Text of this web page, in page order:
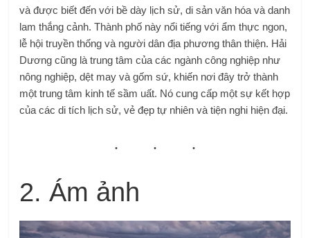
và được biết đến với bề dày lịch sử, di sản văn hóa và danh
lam thắng cảnh. Thành phố này nổi tiếng với ẩm thực ngon,
lễ hội truyền thống và người dân địa phương thân thiện. Hải
Dương cũng là trung tâm của các ngành công nghiệp như
nông nghiệp, dệt may và gốm sứ, khiến nơi đây trở thành
một trung tâm kinh tế sầm uất. Nó cung cấp một sự kết hợp
của các di tích lịch sử, vẻ đẹp tự nhiên và tiện nghi hiện đại.
2. Ám ảnh